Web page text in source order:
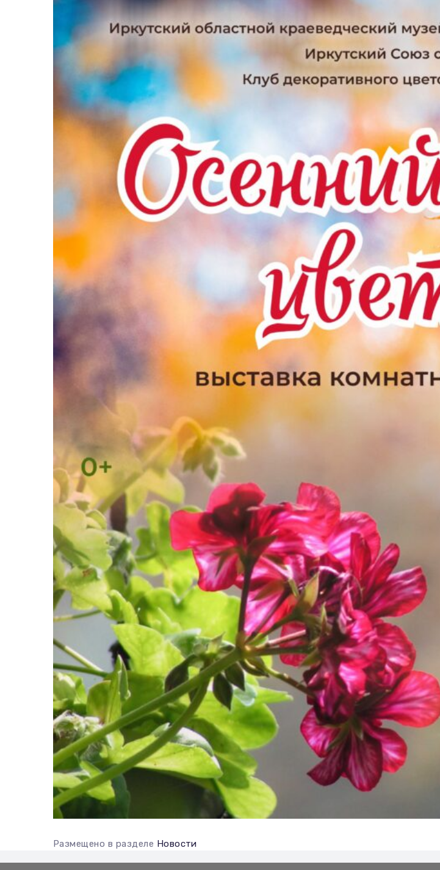
Размещено в разделе Новости